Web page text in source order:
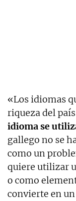
«Los idiomas
riqueza del
idioma se
gallego no se
como un
quiere utilizar
o como
convierte en